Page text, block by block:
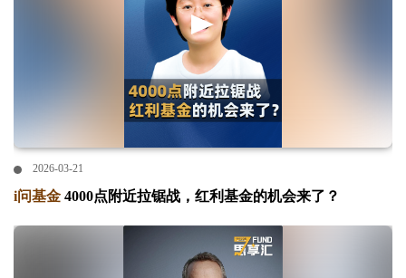
2026-03-21
i问基金 4000点附近拉锯战，红利基金的机会来了？